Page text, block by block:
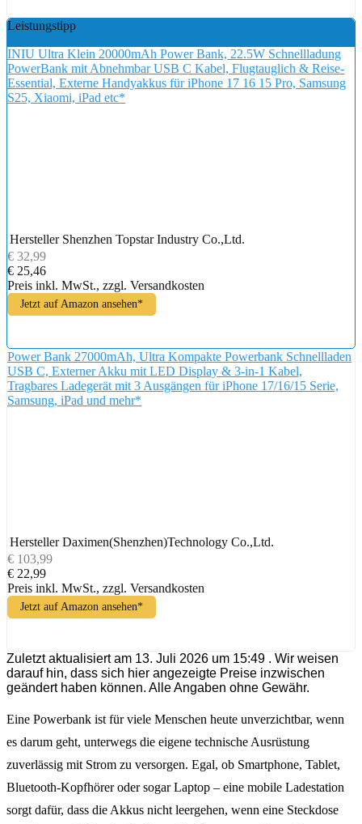
Leistungstipp
INIU Ultra Klein 20000mAh Power Bank, 22.5W Schnellladung
PowerBank mit Abnehmbar USB C Kabel, Flugtauglich & Reise-
Essential, Externe Handyakkus für iPhone 17 16 15 Pro, Samsung
S25, Xiaomi, iPad etc*
Hersteller Shenzhen Topstar Industry Co.,Ltd.
€ 32,99
€ 25,46
Preis inkl. MwSt., zzgl. Versandkosten
Jetzt auf Amazon ansehen*
Power Bank 27000mAh, Ultra Kompakte Powerbank Schnellladen
USB C, Externer Akku mit LED Display & 3-in-1 Kabel,
Tragbares Ladegerät mit 3 Ausgängen für iPhone 17/16/15 Serie,
Samsung, iPad und mehr*
Hersteller Daximen(Shenzhen)Technology Co.,Ltd.
€ 103,99
€ 22,99
Preis inkl. MwSt., zzgl. Versandkosten
Jetzt auf Amazon ansehen*
Zuletzt aktualisiert am 13. Juli 2026 um 15:49 . Wir weisen
darauf hin, dass sich hier angezeigte Preise inzwischen
geändert haben können. Alle Angaben ohne Gewähr.
Eine Powerbank ist für viele Menschen heute unverzichtbar, wenn
es darum geht, unterwegs die eigene technische Ausrüstung
zuverlässig mit Strom zu versorgen. Egal, ob Smartphone, Tablet,
Bluetooth-Kopfhörer oder sogar Laptop – eine mobile Ladestation
sorgt dafür, dass die Akkus nicht leergehen, wenn eine Steckdose